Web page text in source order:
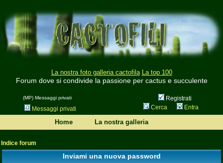
La nostra foto galleria cactofila La top 100
Forum dove si condivide la passione per cactus e succulente
(MP) Messaggi privati
Registrati
Messaggi privati
Cerca Entra
Home La nostra galleria
Indice forum
Inviami una nuova password